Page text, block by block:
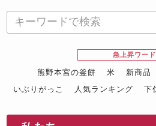
急上昇ワード
熊野本宮の釜餅 米 新商品
いぶりがっこ
人気ランキング 下